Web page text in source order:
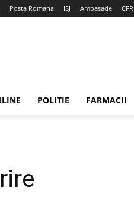
Posta Romana ISJ Ambasade CFR
POLITIE FARMACII